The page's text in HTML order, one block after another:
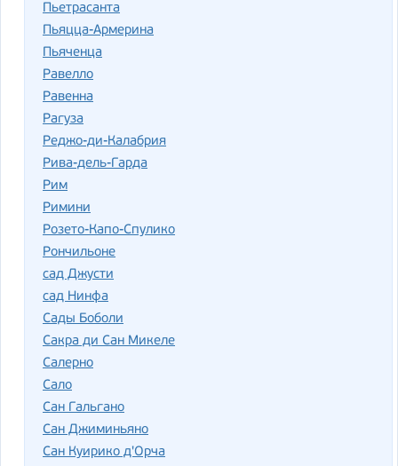
Пьетрасанта
Пьяцца-Армерина
Пьяченца
Равелло
Равенна
Рагуза
Реджо-ди-Калабрия
Рива-дель-Гарда
Рим
Римини
Розето-Капо-Спулико
Рончильоне
сад Джусти
сад Нинфа
Сады Боболи
Сакра ди Сан Микеле
Салерно
Сало
Сан Гальгано
Сан Джиминьяно
Сан Куирико д'Орча